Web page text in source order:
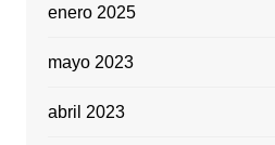
enero 2025
mayo 2023
abril 2023